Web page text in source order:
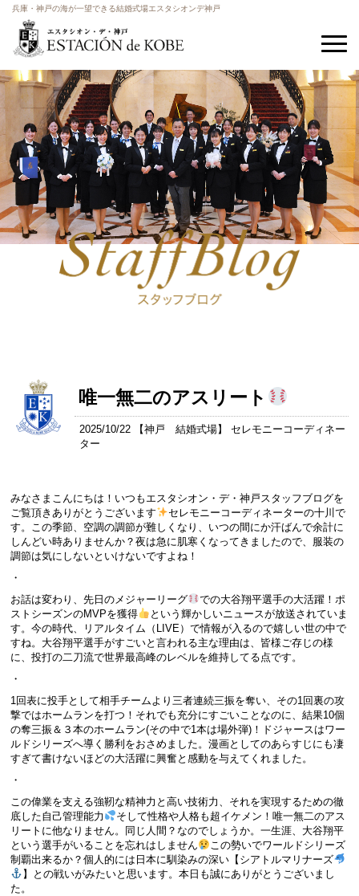
兵庫・神戸の海が一望できる結婚式場エスタシオンデ神戸
唯一無二のアスリート
2025/10/22 【神戸 結婚式場】 セレモニーコーディネー
ター
みなさまこんにちは！いつもエスタシオン・デ・神戸スタッフブログを
ご覧頂きありがとうございます
セレモニーコーディネーターの十川で
す。この季節、空調の調節が難しくなり、いつの間にか汗ばんで余計に
しんどい時ありませんか？夜は急に肌寒くなってきましたので、服装の
調節は気にしないといけないですよね！
・
お話は変わり、先日のメジャーリーグ
での大谷翔平選手の大活躍！ポ
ストシーズンのMVPを獲得
という輝かしいニュースが放送されていま
す。今の時代、リアルタイム（LIVE）で情報が入るので嬉しい世の中で
すね。大谷翔平選手がすごいと言われる主な理由は、皆様ご存じの様
に、投打の二刀流で世界最高峰のレベルを維持してる点です。
・
1回表に投手として相手チームより三者連続三振を奪い、その1回裏の攻
撃ではホームランを打つ！それでも充分にすごいことなのに、結果10個
の奪三振＆３本のホームラン(その中で1本は場外弾)！ドジャースはワー
ルドシリーズへ導く勝利をおさめました。漫画としてのあらすじにも凄
すぎて書けないほどの大活躍に興奮と感動を与えてくれました。
・
この偉業を支える強靭な精神力と高い技術力、それを実現するための徹
底した自己管理能力
そして性格や人格も超イケメン！唯一無二のアス
リートに他なりません。同じ人間？なのでしょうか。一生涯、大谷翔平
という選手がいることを忘れはしません
この勢いでワールドシリーズ
制覇出来るか？個人的には日本に馴染みの深い【シアトルマリナーズ
】との戦いがみたいと思います。本日も誠にありがとうございまし
た。